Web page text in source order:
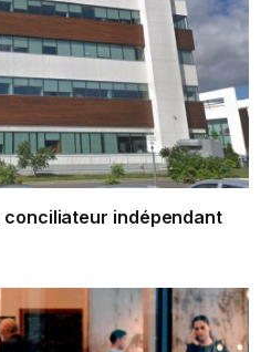
conciliateur indépendant